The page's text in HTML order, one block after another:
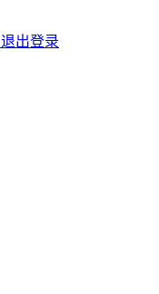
退出登录